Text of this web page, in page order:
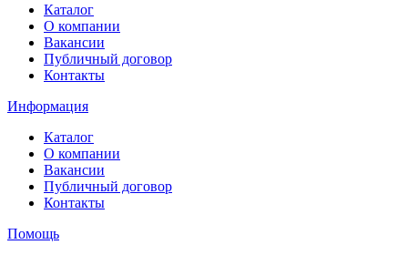
Каталог
О компании
Вакансии
Публичный договор
Контакты
Информация
Каталог
О компании
Вакансии
Публичный договор
Контакты
Помощь